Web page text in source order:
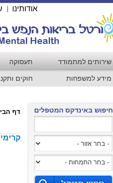
אודותינו
שירותים למתמודד תעסוקה
מידע למשפחות חוקים
חיפוש באינדקס המטפלים דף